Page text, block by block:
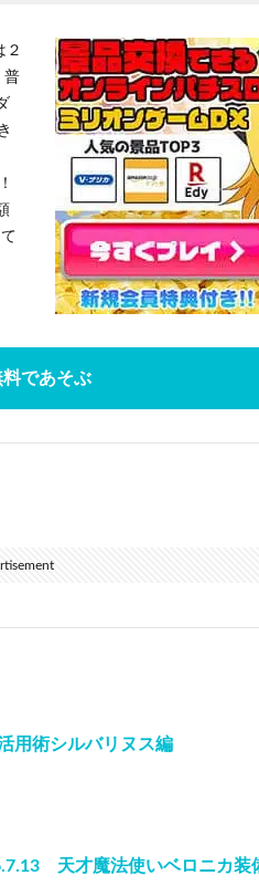
２
普
であそぶ
用術シルバリヌス編
天才魔法使いベロニカ